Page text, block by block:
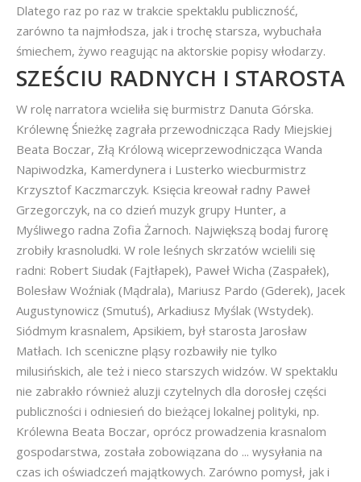
Dlatego raz po raz w trakcie spektaklu publiczność,
zarówno ta najmłodsza, jak i trochę starsza, wybuchała
śmiechem, żywo reagując na aktorskie popisy włodarzy.
SZEŚCIU RADNYCH I STAROSTA
W rolę narratora wcieliła się burmistrz Danuta Górska.
Królewnę Śnieżkę zagrała przewodnicząca Rady Miejskiej
Beata Boczar, Złą Królową wiceprzewodnicząca Wanda
Napiwodzka, Kamerdynera i Lusterko wiecburmistrz
Krzysztof Kaczmarczyk. Księcia kreował radny Paweł
Grzegorczyk, na co dzień muzyk grupy Hunter, a
Myśliwego radna Zofia Żarnoch. Największą bodaj furorę
zrobiły krasnoludki. W role leśnych skrzatów wcielili się
radni: Robert Siudak (Fajtłapek), Paweł Wicha (Zaspałek),
Bolesław Woźniak (Mądrala), Mariusz Pardo (Gderek), Jacek
Augustynowicz (Smutuś), Arkadiusz Myślak (Wstydek).
Siódmym krasnalem, Apsikiem, był starosta Jarosław
Matłach. Ich sceniczne pląsy rozbawiły nie tylko
milusińskich, ale też i nieco starszych widzów. W spektaklu
nie zabrakło również aluzji czytelnych dla dorosłej części
publiczności i odniesień do bieżącej lokalnej polityki, np.
Królewna Beata Boczar, oprócz prowadzenia krasnalom
gospodarstwa, została zobowiązana do ... wysyłania na
czas ich oświadczeń majątkowych. Zarówno pomysł, jak i